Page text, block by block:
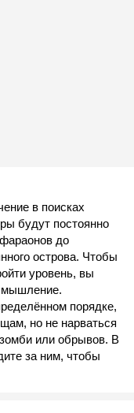
в поисках
будут постоянно
до
острова. Чтобы
уровень, вы
мышление.
порядке,
но не нарваться
зомби или обрывов. В
за ним, чтобы